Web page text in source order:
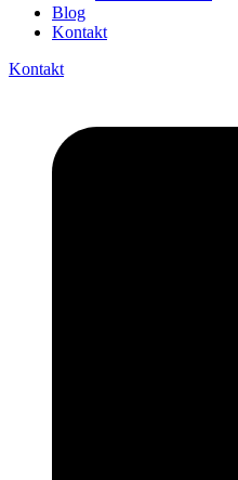
Blog
Kontakt
Kontakt